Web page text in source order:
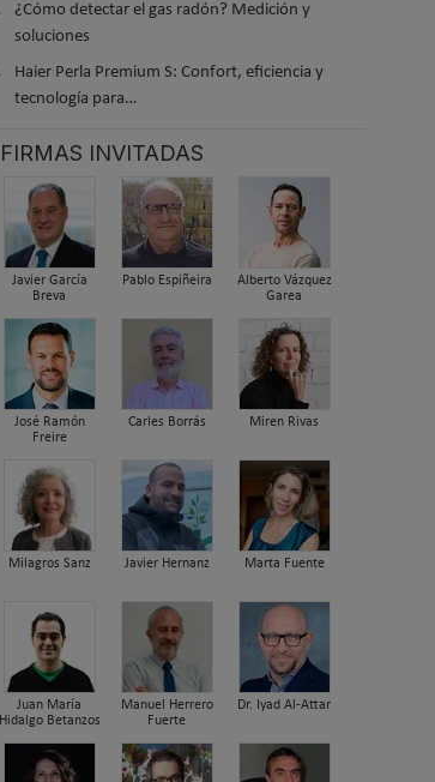
¿Cómo detectar el gas radón? Medición y
soluciones
Haier Perla Premium S: Confort, eficiencia y
tecnología para…
FIRMAS INVITADAS
Javier García
Breva
Pablo Espiñeira
Alberto Vázquez
Garea
José Ramón
Freire
Carles Borrás Miren Rivas
Milagros Sanz Javier Hernanz Marta Fuente
Juan María
Hidalgo Betanzos
Manuel Herrero
Fuerte
Dr. Iyad Al-Attar